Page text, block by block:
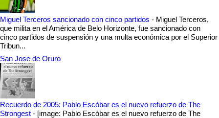
Miguel Terceros sancionado con cinco partidos - Miguel Terceros,
que milita en el América de Belo Horizonte, fue sancionado con
cinco partidos de suspensión y una multa económica por el Superior
Tribun...
San Jose de Oruro
Recuerdo de 2005: Pablo Escóbar es el nuevo refuerzo de The
Strongest - [image: Pablo Escóbar es el nuevo refuerzo de The